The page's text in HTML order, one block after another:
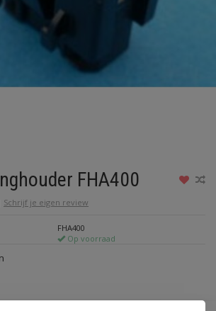
FHA400
Schrijf je eigen review
FHA400
Op voorraad